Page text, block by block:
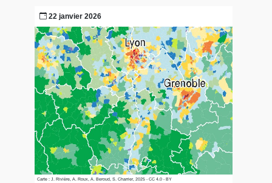
22 janvier 2026
Carte : J. Rivière, A. Roux, A. Beroud, S. Charrier, 2025 - CC 4.0 - BY